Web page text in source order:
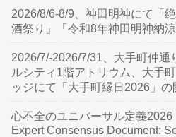
2026/8/6-8/9、神田明神にて「
酒祭り」「令和8年神田明神納
2026/7/-2026/7/31、大手町仲通
ルシティ1階アトリウム、大手
ッジにて「大手町縁日2026」の
心不全のユニバーサル定義
Expert Consensus Document: